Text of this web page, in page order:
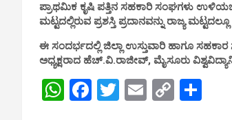
ಪ್ರಾಥಮಿಕ ಕೃಷಿ ಪತ್ತಿನ ಸಹಕಾರಿ ಸಂಘಗಳು
ಮಟ್ಟದಲ್ಲಿರುವ ಪ್ರಶಸ್ತಿ ಪ್ರದಾನವನ್ನು ರಾಜ್ಯ
ಈ ಸಂದರ್ಭದಲ್ಲಿ ಜಿಲ್ಲಾ ಉಸ್ತುವಾರಿ ಹಾಗೂ
ಅಧ್ಯಕ್ಷರಾದ ಹೆಚ್.ವಿ.ರಾಜೀವ್, ಮೈಸೂರು
W
F
T
E
C